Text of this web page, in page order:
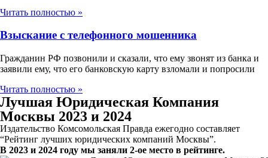
Читать полностью »
Взыскание с телефонного мошенника
Гражданин РФ позвонили и сказали, что ему звонят из банка и
заявили ему, что его банковскую карту взломали и попросили
Читать полностью »
Лучшая Юридическая Компания
Москвы 2023 и 2024
Издательство Комсомольская Правда ежегодно составляет
“Рейтинг лучших юридических компаний Москвы”.
В 2023 и 2024 году мы заняли 2-ое место в рейтинге.